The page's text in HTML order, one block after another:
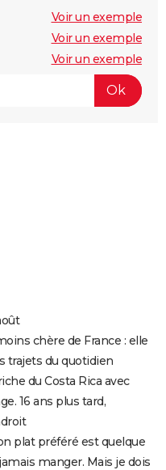
Voir un exemple
Voir un exemple
Voir un exemple
chère de France : elle
trajets du quotidien
du Costa Rica avec
16 ans plus tard,
plat préféré est quelque
manger. Mais je dois